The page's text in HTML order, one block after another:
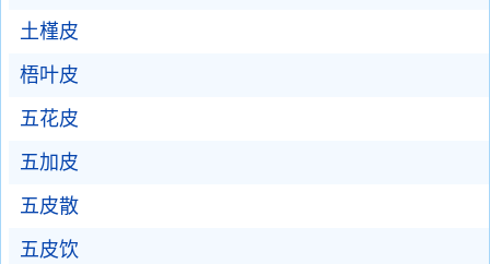
土槿皮
梧叶皮
五花皮
五加皮
五皮散
五皮饮